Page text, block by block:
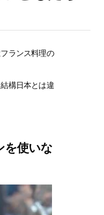
ランス料理の
構日本とは違
を使いな